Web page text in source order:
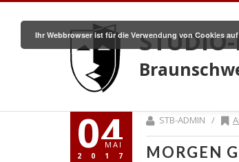
04
MAI
2017
STB-ADMIN /
MORGEN
Ihr Webbrowser ist für die Verwendung von Cookies